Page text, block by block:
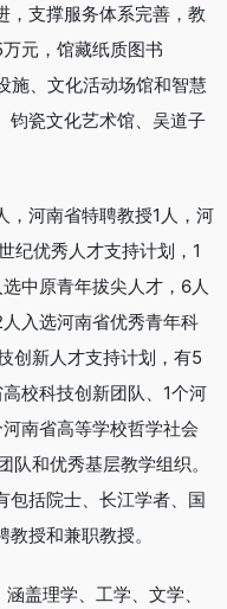
，支撑服务体系完善，教
元，馆藏纸质图书
施、文化活动场馆和智慧
钧瓷文化艺术馆、吴道子
河南省特聘教授1人，河
纪优秀人才支持计划，1
中原青年拔尖人才，6人
入选河南省优秀青年科
创新人才支持计划，有5
校科技创新团队、1个河
南省高等学校哲学社会
和优秀基层教学组织。
包括院士、长江学者、国
授和兼职教授。
盖理学、工学、文学、